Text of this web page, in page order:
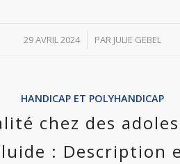
29 AVRIL 2024
/ PAR JULIE GEBEL
HANDICAP ET POLYHANDICAP
chez des
: Description